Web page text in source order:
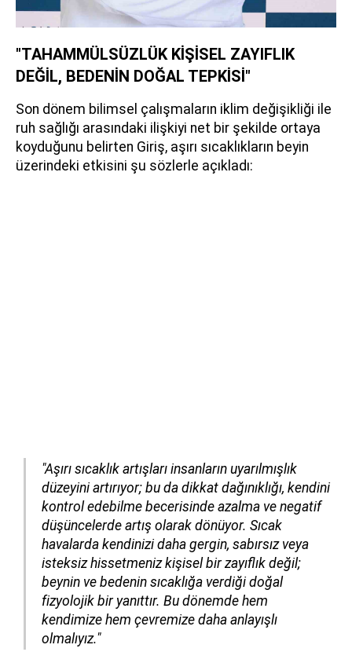
"TAHAMMÜLSÜZLÜK KİŞİSEL ZAYIFLIK
DEĞİL, BEDENİN DOĞAL TEPKİSİ"
Son dönem bilimsel çalışmaların iklim değişikliği ile
ruh sağlığı arasındaki ilişkiyi net bir şekilde ortaya
koyduğunu belirten Giriş, aşırı sıcaklıkların beyin
üzerindeki etkisini şu sözlerle açıkladı:
"Aşırı sıcaklık artışları insanların uyarılmışlık
düzeyini artırıyor; bu da dikkat dağınıklığı, kendini
kontrol edebilme becerisinde azalma ve negatif
düşüncelerde artış olarak dönüyor. Sıcak
havalarda kendinizi daha gergin, sabırsız veya
isteksiz hissetmeniz kişisel bir zayıflık değil;
beynin ve bedenin sıcaklığa verdiği doğal
fizyolojik bir yanıttır. Bu dönemde hem
kendimize hem çevremize daha anlayışlı
olmalıyız."